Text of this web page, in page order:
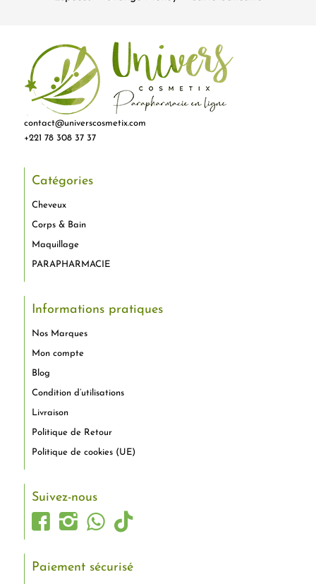
contact@universcosmetix.com
+221 78 308 37 37
Catégories
Cheveux
Corps & Bain
Maquillage
PARAPHARMACIE
Informations pratiques
Nos Marques
Mon compte
Blog
Condition d’utilisations
Livraison
Politique de Retour
Politique de cookies (UE)
Suivez-nous
Paiement sécurisé